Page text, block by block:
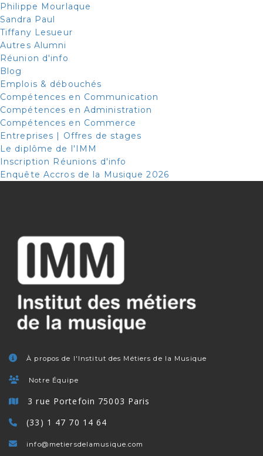
Philippe Mourlaque
Sandra Paul
Tiffany Lesueur
Autres Alumni
Réunion d'info
Blog
Emplois & débouchés
Compétences en Communication
Compétences en Administration
Compétences en Commerce
Entreprises | Offres de stages
Le diplôme de l'IMM
Inscription Réunions d'info
Enquête Accros de la Musique 2026
À propos de l'Institut des Métiers de la Musique
Notre Équipe
3 rue Portefoin 75003 Paris
(33) 1 47 70 14 64
info@metiersdelamusique.com